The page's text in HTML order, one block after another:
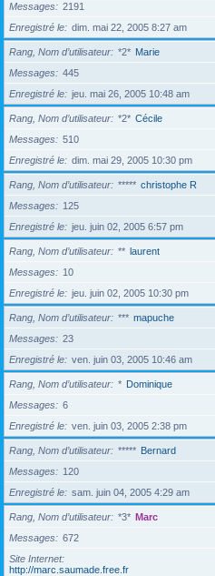
Messages
2191
Enregistré le
dim. mai 22, 2005 8:27 am
Rang, Nom d’utilisateur *2* Marie
Messages
445
Enregistré le
jeu. mai 26, 2005 10:48 am
Rang, Nom d’utilisateur *2* Cécile
Messages
510
Enregistré le
dim. mai 29, 2005 10:30 pm
Rang, Nom d’utilisateur ***** christophe R
Messages
125
Enregistré le
jeu. juin 02, 2005 6:57 pm
Rang, Nom d’utilisateur ** laurent
Messages
10
Enregistré le
jeu. juin 02, 2005 10:30 pm
Rang, Nom d’utilisateur *** mapuche
Messages
23
Enregistré le
ven. juin 03, 2005 10:46 am
Rang, Nom d’utilisateur * Dominique
Messages
6
Enregistré le
ven. juin 03, 2005 2:38 pm
Rang, Nom d’utilisateur ***** Bernard
Messages
120
Enregistré le
sam. juin 04, 2005 4:29 am
Rang, Nom d’utilisateur *3* Marc
Messages
672
Site Internet
http://marc.saumade.free.fr